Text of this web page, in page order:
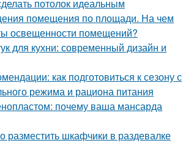
потолок идеальным
помещения по площади. На чем
освещенности помещений?
для кухни: современный дизайн и
как подготовиться к сезону с
режима и рациона питания
почему ваша мансарда
разместить шкафчики в раздевалке